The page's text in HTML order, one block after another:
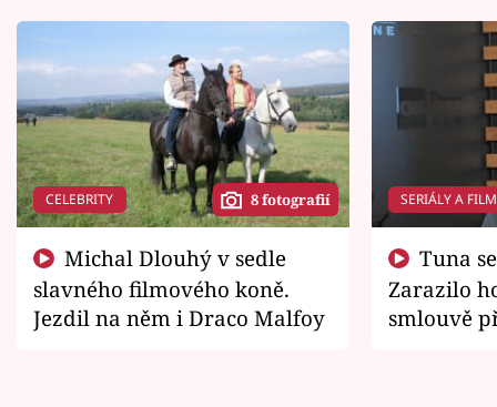
CELEBRITY 8 fotografií
slavného filmového koně.
Jezdil na něm i Draco Malfoy
SERIÁLY A
Zarazilo
smlouvě